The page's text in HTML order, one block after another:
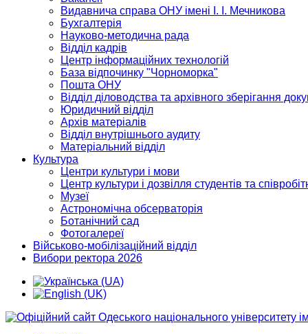
Видавнича справа ОНУ імені І. І. Мечникова
Бухгалтерія
Науково-методична рада
Відділ кадрів
Центр інформаційних технологій
База відпочинку "Чорноморка"
Пошта ОНУ
Відділ діловодства та архівного зберігання
Юридичний відділ
Архів матеріалів
Відділ внутрішнього аудиту
Матеріальний відділ
Культура
Центри культури і мови
Центр культури і дозвілля студентів та
Музеї
Астрономічна обсерваторія
Ботанічний сад
Фотогалереї
Військово-мобілізаційний відділ
Вибори ректора 2026